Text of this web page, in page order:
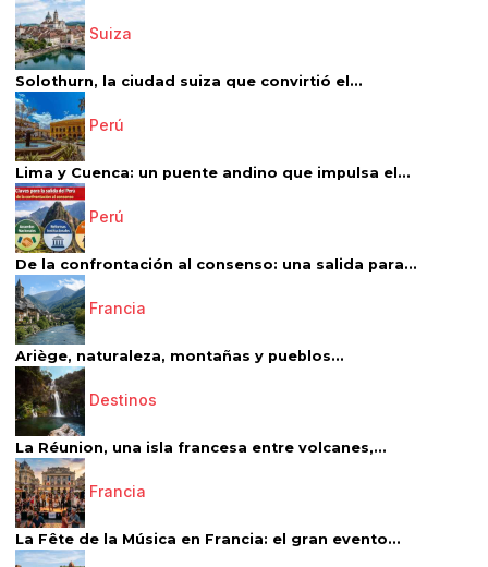
Suiza
Solothurn, la ciudad suiza que convirtió el...
Perú
Lima y Cuenca: un puente andino que impulsa el...
Perú
De la confrontación al consenso: una salida para...
Francia
Ariège, naturaleza, montañas y pueblos...
Destinos
La Réunion, una isla francesa entre volcanes,...
Francia
La Fête de la Música en Francia: el gran evento...